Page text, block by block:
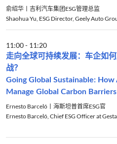
俞绍华丨吉利汽车集团ESG管理总监
Shaohua Yu, ESG Director, Geely Auto
11:00- 11:20
走向全球可持续发展：车企如
战？
Going Global Sustainable:
Manage Global Carbon
Ernesto Barceló丨海斯坦普首席ESG官
Ernesto Barceló, Chief ESG Officer at